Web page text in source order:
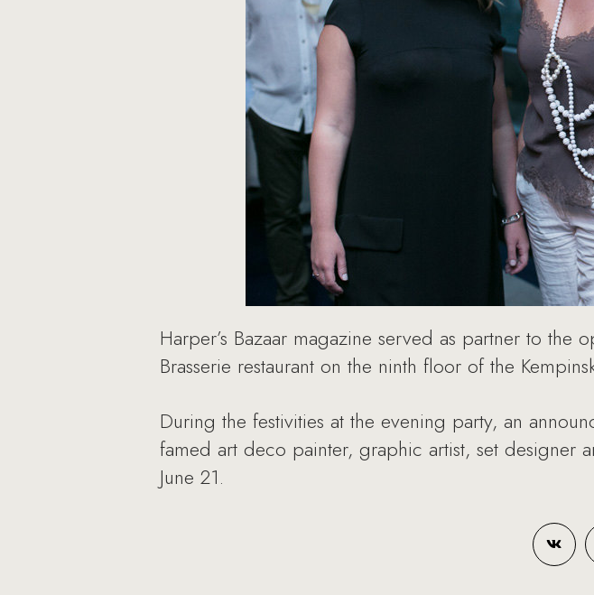
Harper’s Bazaar magazine served as partner to
Brasserie restaurant on the ninth floor of the
During the festivities at the evening party, an
famed art deco painter, graphic artist, set designer
June 21.